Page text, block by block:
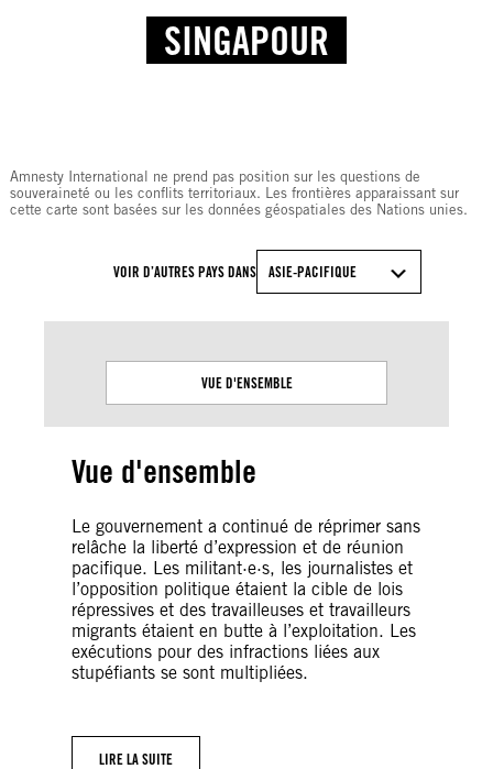
SINGAPOUR
Amnesty International ne prend pas position sur les questions de
souveraineté ou les conflits territoriaux. Les frontières apparaissant sur
cette carte sont basées sur les données géospatiales des Nations unies.
VOIR D’AUTRES PAYS DANS ASIE-PACIFIQUE
VUE D'ENSEMBLE
Vue d'ensemble
Le gouvernement a continué de réprimer sans
relâche la liberté d’expression et de réunion
pacifique. Les militant·e·s, les journalistes et
l’opposition politique étaient la cible de lois
répressives et des travailleuses et travailleurs
migrants étaient en butte à l’exploitation. Les
exécutions pour des infractions liées aux
stupéfiants se sont multipliées.
LIRE LA SUITE